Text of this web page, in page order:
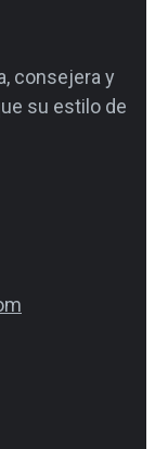
consejera y
su estilo de